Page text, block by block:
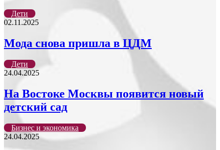
Дети
02.11.2025
Мода снова пришла в ЦДМ
Дети
24.04.2025
На Востоке Москвы появится новый
детский сад
Бизнес и экономика
24.04.2025